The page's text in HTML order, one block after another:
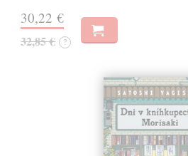
30,22 €
32,85 € ?